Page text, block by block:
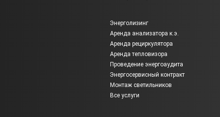
Энерголизинг
Аренда анализатора к.э.
Аренда рециркулятора
Аренда тепловизора
Проведение энергоаудита
Энергосервисный контракт
Монтаж светильников
Все услуги